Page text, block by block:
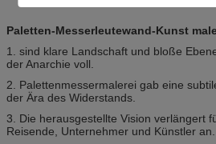
Paletten-Messerleutewand-Kunst
1. sind klare Landschaft und bloße
der Anarchie voll.
2. Palettenmessermalerei gab eine
der Ära des Widerstands.
3. Die herausgestellte Vision verlängert
Reisende, Unternehmer und Künstler an.